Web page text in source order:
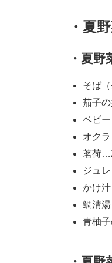
・夏
・夏
そば
茄子
ベビ
オク
茗荷
ジュ
かけ
鯛清
青柚